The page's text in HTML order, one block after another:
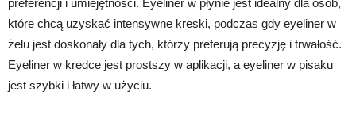
które chcą uzyskać intensywne kreski, podczas gdy eyeliner w
żelu jest doskonały dla tych, którzy preferują precyzję i trwałość.
Eyeliner w kredce jest prostszy w aplikacji, a eyeliner w pisaku
jest szybki i łatwy w użyciu.